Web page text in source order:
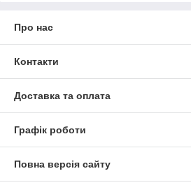
Про нас
Контакти
Доставка та оплата
Графік роботи
Повна версія сайту